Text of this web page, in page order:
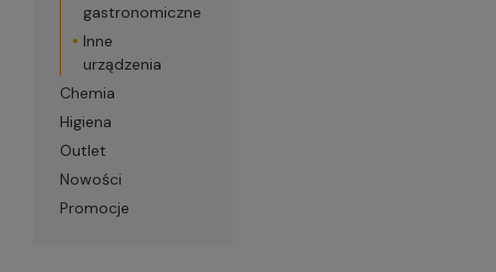
gastronomiczne
Inne
urządzenia
Chemia
Higiena
Outlet
Nowości
Promocje